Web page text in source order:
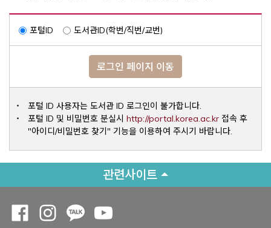
포털ID 도서관ID(학번/직번/교번)
로그인 페이지 이동
포털 ID 사용자는 도서관 ID 로그인이 불가합니다.
포털 ID 및 비밀번호 분실시 http://portal.korea.ac.krOpens a
접속 후
"아이디/비밀번호 찾기" 기능을 이용하여 주시기 바랍니다.
관련사이트
Opens a new window
Opens a new window
Opens a new window